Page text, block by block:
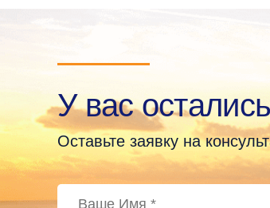
У вас
Оставьте заявку на